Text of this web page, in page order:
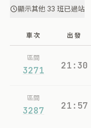
顯示其他 33 班已過站
車次 出發
區間
3271 21:30
區間
3287 21:57